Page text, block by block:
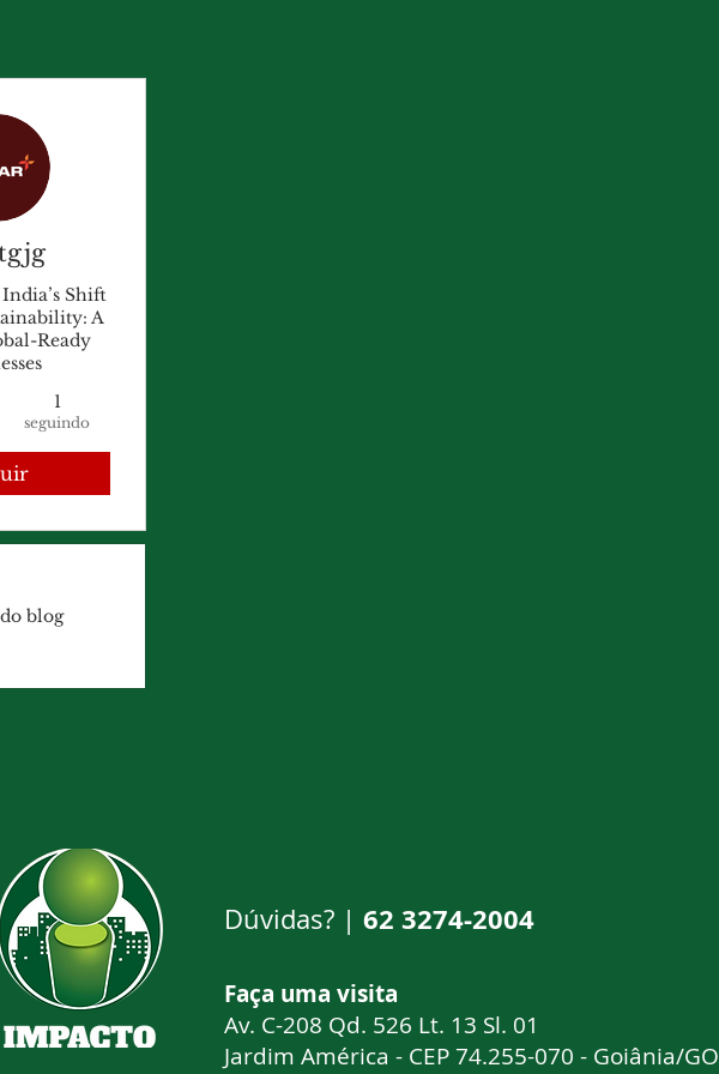
Shift
A
Ready
1
seguindo
blog
Dúvidas? | 62 3274-2004
Faça uma visita
Av. C-208 Qd. 526 Lt. 13 Sl. 01
Jardim América - CEP 74.255-070 - Goiânia/GO